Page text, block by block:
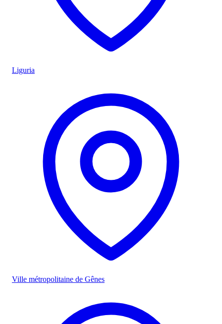
Liguria
Ville métropolitaine de Gênes